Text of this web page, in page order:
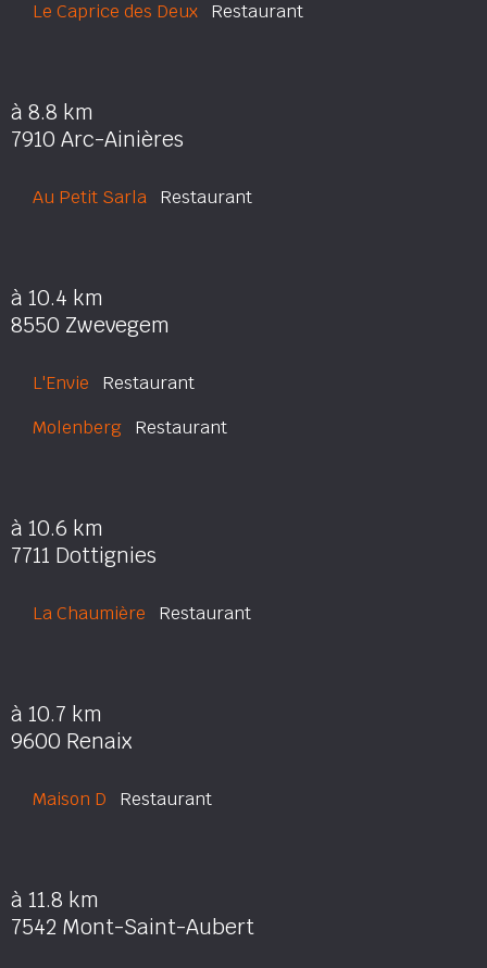
Le Caprice des Deux Restaurant
à 8.8 km
7910 Arc-Ainières
Au Petit Sarla Restaurant
à 10.4 km
8550 Zwevegem
L'Envie Restaurant
Molenberg Restaurant
à 10.6 km
7711 Dottignies
La Chaumière Restaurant
à 10.7 km
9600 Renaix
Maison D Restaurant
à 11.8 km
7542 Mont-Saint-Aubert